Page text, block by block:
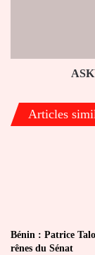
Articles
Bénin : Patrice
rênes du Sénat